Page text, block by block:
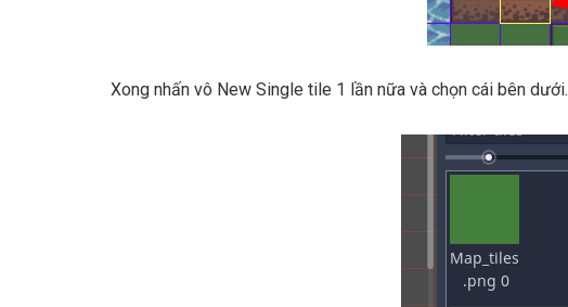
Xong nhấn vô New Single tile 1 lần nữa và chọn cái bên dưới.